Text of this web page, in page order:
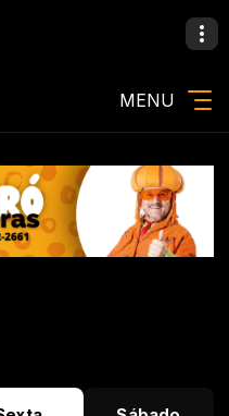
CAFÉ - SOU CAMINHONEIRO
MENU